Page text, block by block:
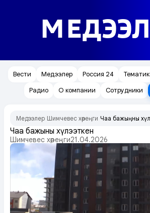
Вести Медээлер Россия 24
Радио
О компании Сотрудники
Медээлер Шимчевес хөреңги Чаа бажыңны
Чаа бажыңны хүлээткен
Шимчевес хөреңги21.04.2026